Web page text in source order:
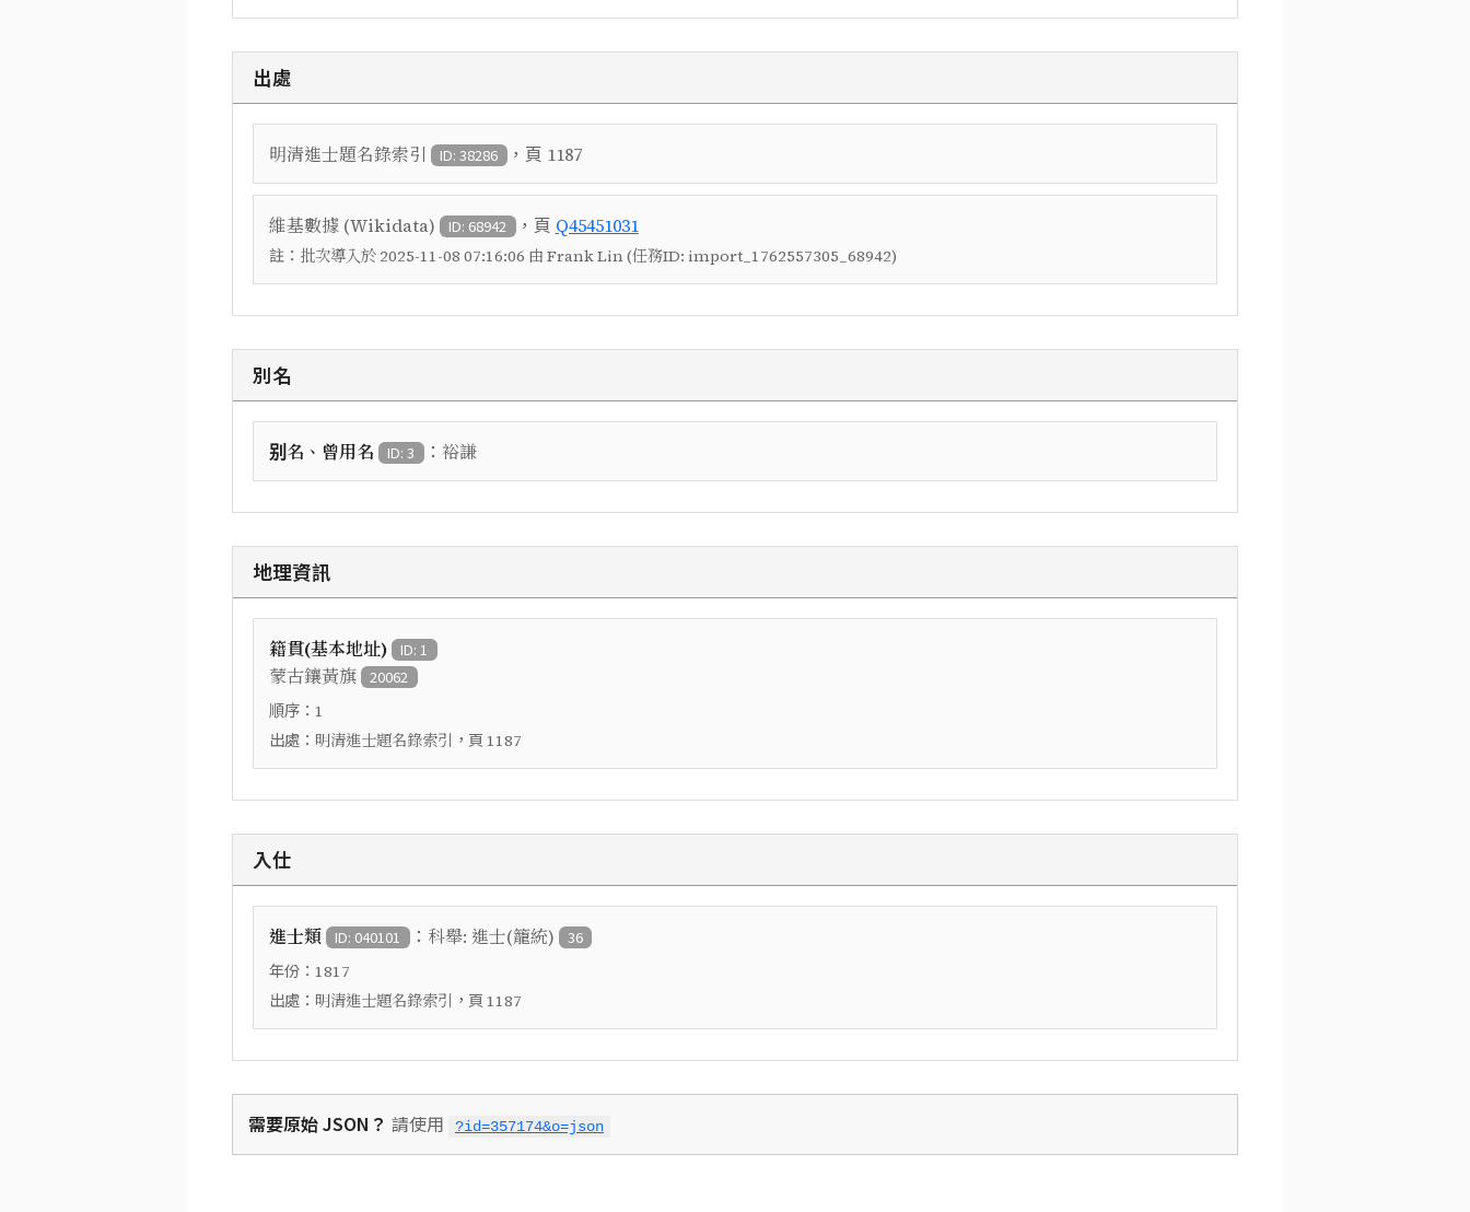
出處
明清進士題名錄索引 ID: 38286 ，頁 1187
維基數據 (Wikidata) ID: 68942 ，頁 Q45451031
註： 批次導入於 2025-11-08 07:16:06 由 Frank Lin (任務ID: import_1762557305_68942)
別名
别名、曾用名 ID: 3 ： 裕謙
地理資訊
籍貫(基本地址) ID: 1
蒙古鑲黃旗 20062
順序： 1
出處： 明清進士題名錄索引 ，頁 1187
入仕
進士類 ID: 040101 ： 科舉: 進士(籠統) 36
年份： 1817
出處： 明清進士題名錄索引 ，頁 1187
需要原始 JSON？ 請使用 ?id=357174&o=json